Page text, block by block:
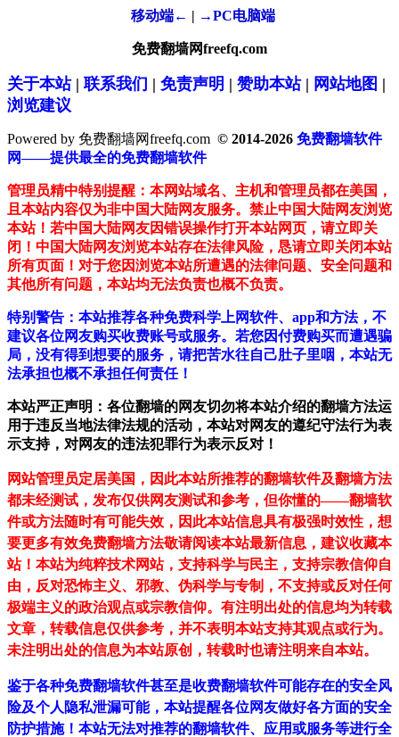
移动端← | →PC电脑端
免费翻墙网freefq.com
关于本站| 联系我们 | 免责声明 | 赞助本站| 网站地图 |
浏览建议
Powered by 免费翻墙网freefq.com © 2014-2026 免费翻墙软件
网——提供最全的免费翻墙软件
管理员精中特别提醒：本网站域名、主机和管理员都在美国，
且本站内容仅为非中国大陆网友服务。禁止中国大陆网友浏览
本站！若中国大陆网友因错误操作打开本站网页，请立即关
闭！中国大陆网友浏览本站存在法律风险，恳请立即关闭本站
所有页面！对于您因浏览本站所遭遇的法律问题、安全问题和
其他所有问题，本站均无法负责也概不负责。
特别警告：本站推荐各种免费科学上网软件、app和方法，不
建议各位网友购买收费账号或服务。若您因付费购买而遭遇骗
局，没有得到想要的服务，请把苦水往自己肚子里咽，本站无
法承担也概不承担任何责任！
本站严正声明：各位翻墙的网友切勿将本站介绍的翻墙方法运
用于违反当地法律法规的活动，本站对网友的遵纪守法行为表
示支持，对网友的违法犯罪行为表示反对！
网站管理员定居美国，因此本站所推荐的翻墙软件及翻墙方法
都未经测试，发布仅供网友测试和参考，但你懂的——翻墙软
件或方法随时有可能失效，因此本站信息具有极强时效性，想
要更多有效免费翻墙方法敬请阅读本站最新信息，建议收藏本
站！ 本站为纯粹技术网站，支持科学与民主，支持宗教信仰自
由，反对恐怖主义、邪教、伪科学与专制，不支持或反对任何
极端主义的政治观点或宗教信仰。有注明出处的信息均为转载
文章，转载信息仅供参考，并不表明本站支持其观点或行为。
未注明出处的信息为本站原创，转载时也请注明来自本站。
鉴于各种免费翻墙软件甚至是收费翻墙软件可能存在的安全风
险及个人隐私泄漏可能，本站提醒各位网友做好各方面的安全
防护措施！本站无法对推荐的翻墙软件、应用或服务等进行全